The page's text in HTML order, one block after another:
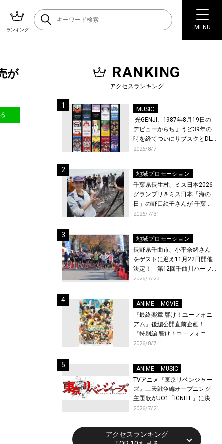
ランキング MENU
が RANKING
アクセスランキング
MUSIC
光GENJI、1987年8月19日の
デビューからちょうど39年の
時を経てついにサブスクとDL
配信が解禁！
2026/8/7
地域プロモーション
千葉県長生村、ミス日本2026
グランプリ＆ミス日本「海の
日」の野口絵子さんが 千葉県
唯一の村・長生村で地引網を
2026/7/31
地域プロモーション
長野県千曲市、小平奈緒さん
をゲストに迎え11月22日開催
決定！「第12回千曲川ハーフ
マラソン」エントリー受付開
2026/7/23
ANIME
MOVIE
『最終楽章 響け！ユーフォニ
アム』後編公開直前企画！
『特別編 響け！ユーフォニア
ム〜アンサンブルコンテス
映が決定！
2026/8/7
ANIME
MUSIC
TVアニメ『東京リベンジャー
ズ』三天戦争編オープニング
主題歌がJO1「IGNITE」に決
定！メンバー全員から喜びと
トが到着！9月に東京・大阪で
先行上映会を開催！
2026/7/21
アクセスランキング